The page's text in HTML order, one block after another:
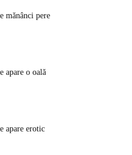
mănânci pere
apare o oală
apare erotic